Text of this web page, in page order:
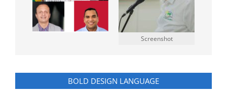
Screenshot
BOLD DESIGN LANGUAGE